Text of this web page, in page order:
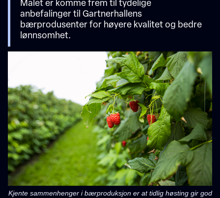
Målet er komme frem til tydelige
anbefalinger til Gartnerhallens
bærprodusenter for høyere kvalitet og bedre
lønnsomhet.
Kjente sammenhenger i bærproduksjon er at tidlig høsting gir god